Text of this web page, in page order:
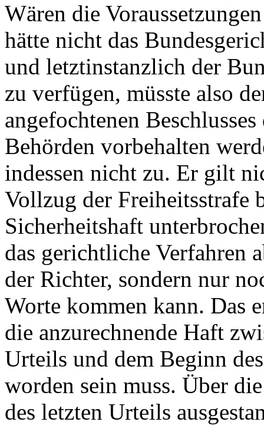
Wären die
hätte nicht das
und letztinstanzlich der
zu verfügen, müsste also
angefochtenen
Behörden vorbehalten
indessen nicht zu. Er gilt
Vollzug der Freiheitsstrafe
Sicherheitshaft
das gerichtliche Verfahren
der Richter, sondern nur
Worte kommen kann. Das
die anzurechnende Haft
Urteils und dem Beginn
worden sein muss. Über
des letzten Urteils